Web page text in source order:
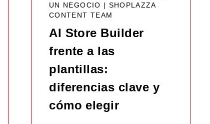
UN NEGOCIO | SHOPLAZZA
CONTENT TEAM
AI Store Builder
frente a las
plantillas:
diferencias clave y
cómo elegir